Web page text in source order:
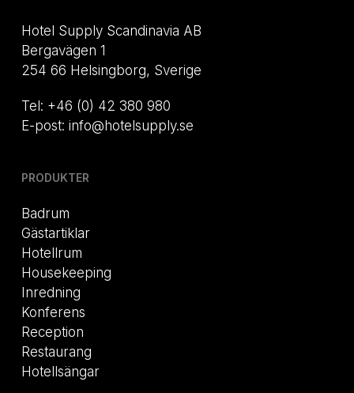
Hotel Supply Scandinavia AB
Bergavägen 1
254 66 Helsingborg, Sverige
Tel: +46 (0) 42 380 980
E-post: info@hotelsupply.se
PRODUKTER
Badrum
Gästartiklar
Hotellrum
Housekeeping
Inredning
Konferens
Reception
Restaurang
Hotellsängar